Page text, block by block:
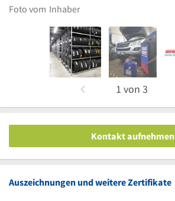
Foto vom Inhaber
1 von 3
Kontakt aufnehmen
Auszeichnungen und weitere Zertifikate